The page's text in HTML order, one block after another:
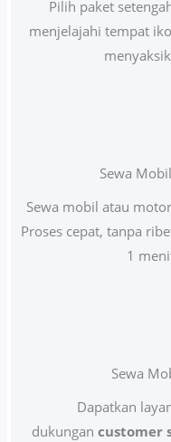
Pilih paket
menjelajahi tempat
Sewa
Sewa mobil atau
Proses cepat, tanpa
1
Sewa
Dapatkan
dukungan customer